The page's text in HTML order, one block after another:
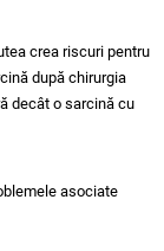
crea riscuri pentru
după chirurgia
decât o sarcină cu
asociate